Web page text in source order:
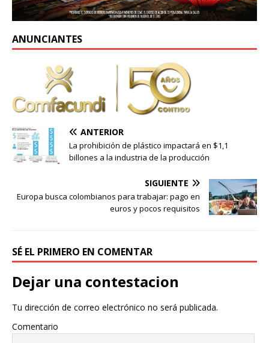
ANUNCIANTES
ANTERIOR
La prohibición de plástico impactará en $1,1
billones a la industria de la producción
SIGUIENTE
Europa busca colombianos para trabajar: pago en
euros y pocos requisitos
SÉ EL PRIMERO EN COMENTAR
Dejar una contestacion
Tu dirección de correo electrónico no será publicada.
Comentario